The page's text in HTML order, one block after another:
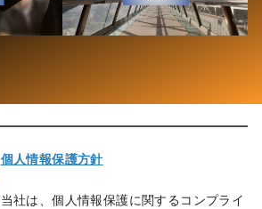
個人情報保護方針
当社は、個人情報保護に関するコンプライ